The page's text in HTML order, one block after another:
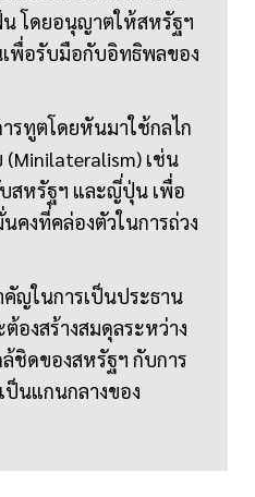
โดยอนุญาตให้สหรัฐฯ
พื่อรับมือกับอิทธิพลของ
รทูตโดยหันมาใช้กลไก
เช่น
สหรัฐฯ และญี่ปุ่น เพื่อ
คงที่คล่องตัวในการถ่วง
ญในการเป็นประธาน
องสร้างสมดุลระหว่าง
ชิดของสหรัฐฯ กับการ
นแกนกลางของ